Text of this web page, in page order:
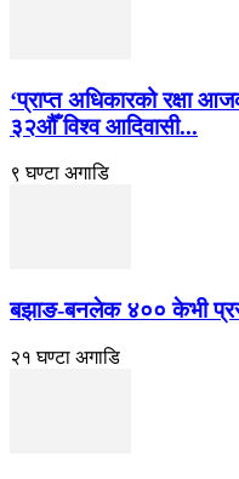
‘प्राप्त अधिकारको रक्षा
३२औँ विश्व आदिवासी...
९ घण्टा अगाडि
बझाङ-बनलेक ४०० केभी
२१ घण्टा अगाडि